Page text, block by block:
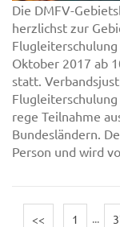
Die DMFV-
herzlichst zur
Oktober 2017 ab
statt.
rege Teilnahme
Bundesländern.
Person und wird
<< 1 ...